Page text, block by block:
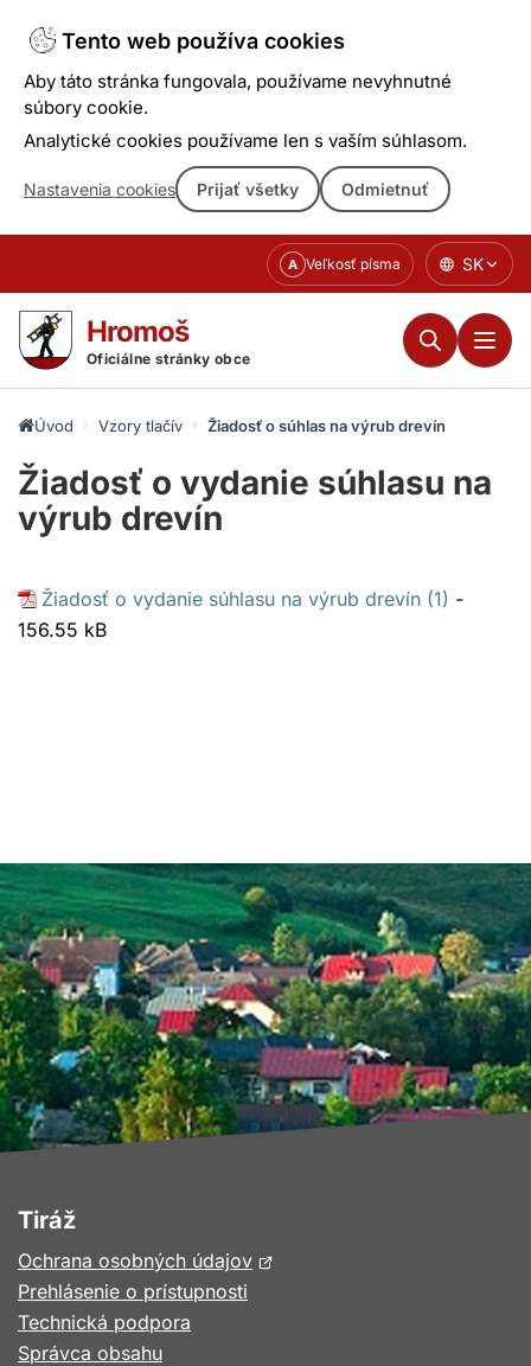
Tento web používa cookies
Aby táto stránka fungovala, používame nevyhnutné
súbory cookie.
Analytické cookies používame len s vaším súhlasom.
Nastavenia cookies Prijať všetky Odmietnuť
obsahu
A Veľkosť písma SK
Hromoš
Oficiálne stránky obce
Úvod Vzory tlačív Žiadosť o súhlas na výrub drevín
Žiadosť o vydanie súhlasu na
výrub drevín
Žiadosť o vydanie súhlasu na výrub drevín (1) -
156.55 kB
Tiráž
Ochrana osobných údajovOtvorí
Prehlásenie o prístupnosti
Technická podpora
Správca obsahu